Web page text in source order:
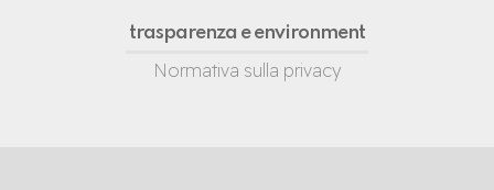
trasparenza e environment
Normativa sulla privacy